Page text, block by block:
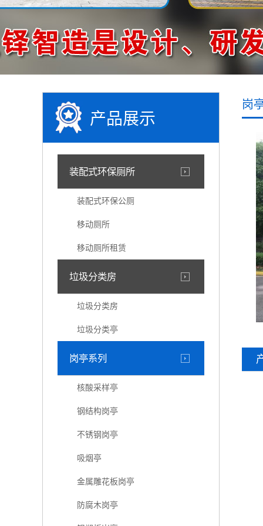
产品展示
装配式环保厕所
装配式环保公厕
移动厕所
移动厕所租赁
垃圾分类房
垃圾分类房
垃圾分类亭
岗亭系列
核酸采样亭
钢结构岗亭
不锈钢岗亭
吸烟亭
金属雕花板岗亭
防腐木岗亭
岗